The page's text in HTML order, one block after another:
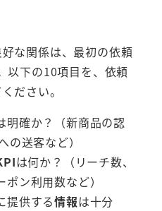
な関係は、最初の依頼
以下の10項目を、依頼
ださい。
明確か？（新商品の認
の送客など）
は何か？（リーチ数、
ン利用数など）
提供する情報は十分